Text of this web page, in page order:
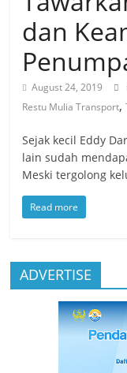
dan
August 24, 2019
Restu Mulia Transport,
Sejak kecil Eddy
lain sudah
Meski tergolong
Read more
ADVERTISE